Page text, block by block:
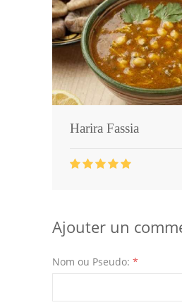
Harira Fassia
Ajouter un
Nom ou Pseudo: *